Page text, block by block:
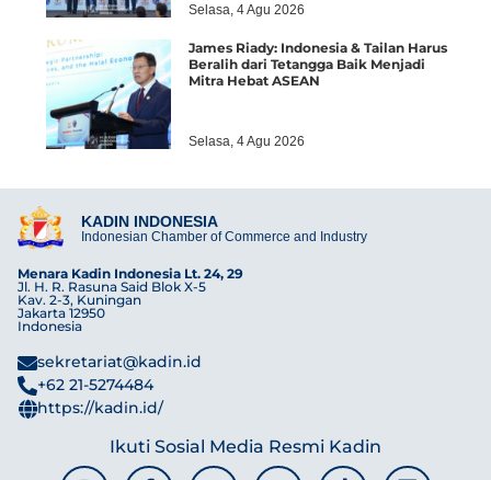
Selasa, 4 Agu 2026
James Riady: Indonesia & Tailan Harus
Beralih dari Tetangga Baik Menjadi
Mitra Hebat ASEAN
Selasa, 4 Agu 2026
KADIN INDONESIA
Indonesian Chamber of Commerce and Industry
Menara Kadin Indonesia Lt. 24, 29
Jl. H. R. Rasuna Said Blok X-5
Kav. 2-3, Kuningan
Jakarta 12950
Indonesia
sekretariat@kadin.id
+62 21-5274484
https://kadin.id/
Ikuti Sosial Media Resmi Kadin